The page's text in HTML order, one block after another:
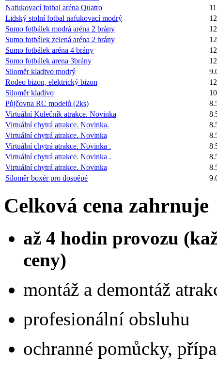
Nafukovací fotbal aréna Quatro
Lidský stolní fotbal nafukovací modrý
Sumo fotbálek modrá aréna 2 brány
Sumo fotbálek zelená aréna 2 brány
Sumo fotbálek aréna 4 brány
Sumo fotbálek arena 3brány
Siloměr kladivo modrý
Rodeo bizon, elektrický bizon
Siloměr kladivo
Půjčovna RC modelů (2ks)
Virtuální Kulečník atrakce. Novinka
Virtuální chytrá atrakce. Novinka.
Virtuální chytrá atrakce. Novinka
Virtuální chytrá atrakce. Novinka .
Virtuální chytrá atrakce. Novinka .
Virtuální chytrá atrakce. Novinka
Siloměr boxér pro dospěpé
Celková cena zahrnuje
až 4 hodin provozu
ceny)
montáž a demontáž
profesionální obsluhu
ochranné pomůcky,